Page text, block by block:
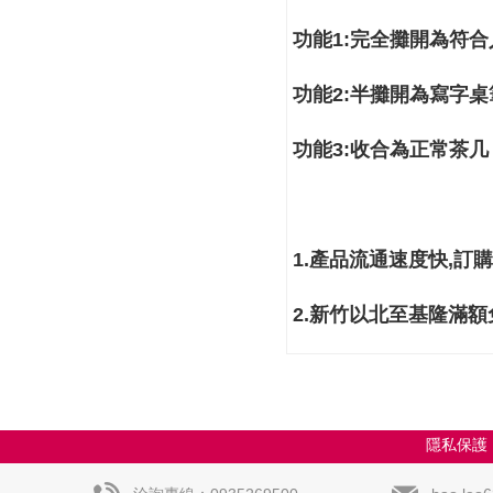
功能1:完全攤開為符
功能2:半攤開為寫字
功能3:收合為正常茶几
1.產品流通速度快,訂
2.新竹以北至基隆滿額
隱私保護